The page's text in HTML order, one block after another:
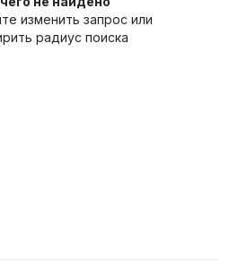
изменить запрос или
радиус поиска